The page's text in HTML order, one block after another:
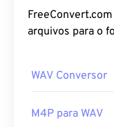
maiores que os
torna menos
WAV Conversor
M4P para WAV